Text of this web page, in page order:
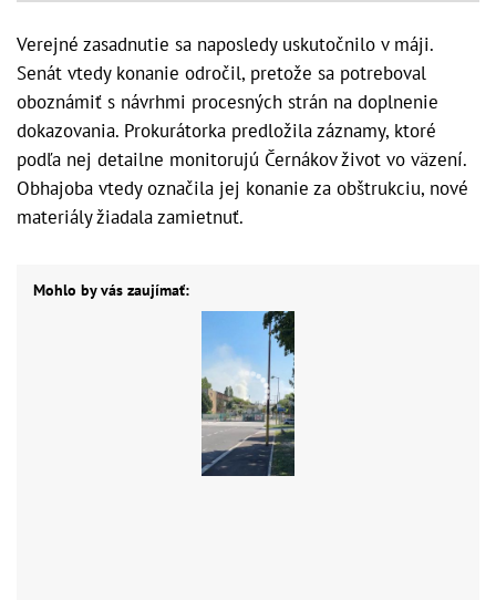
Verejné zasadnutie sa naposledy uskutočnilo v máji.
Senát vtedy konanie odročil, pretože sa potreboval
oboznámiť s návrhmi procesných strán na doplnenie
dokazovania. Prokurátorka predložila záznamy, ktoré
podľa nej detailne monitorujú Černákov život vo väzení.
Obhajoba vtedy označila jej konanie za obštrukciu, nové
materiály žiadala zamietnuť.
Mohlo by vás zaujímať: